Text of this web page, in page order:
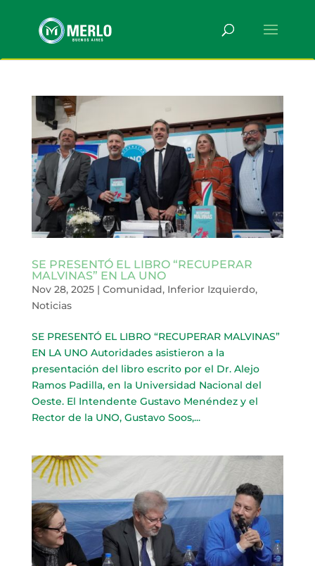
SE PRESENTÓ EL LIBRO “RECUPERAR
MALVINAS” EN LA UNO
Nov 28, 2025| Comunidad, Inferior Izquierdo,
Noticias
SE PRESENTÓ EL LIBRO “RECUPERAR MALVINAS”
EN LA UNO Autoridades asistieron a la
presentación del libro escrito por el Dr. Alejo
Ramos Padilla, en la Universidad Nacional del
Oeste. El Intendente Gustavo Menéndez y el
Rector de la UNO, Gustavo Soos,...